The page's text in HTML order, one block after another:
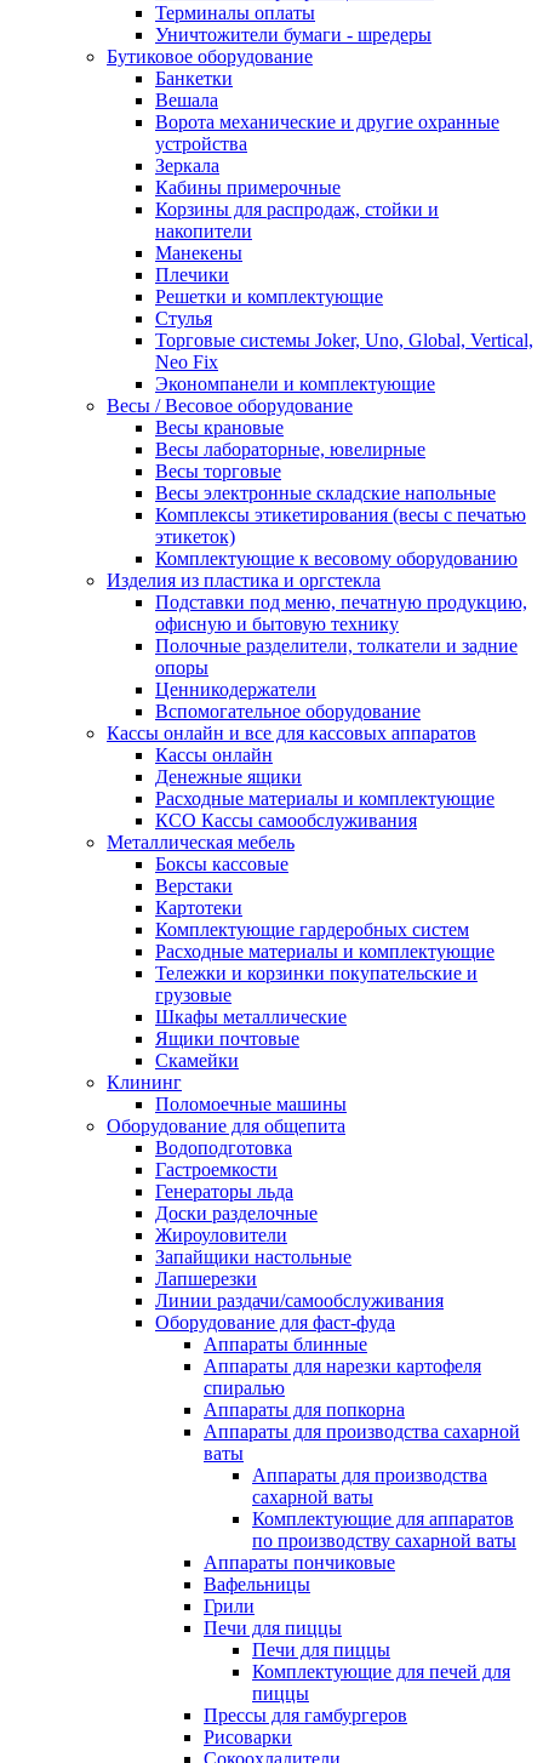
Терминалы оплаты
Уничтожители бумаги - шредеры
Бутиковое оборудование
Банкетки
Вешала
Ворота механические и другие охранные
устройства
Зеркала
Кабины примерочные
Корзины для распродаж, стойки и
накопители
Манекены
Плечики
Решетки и комплектующие
Стулья
Торговые системы Joker, Uno, Global, Vertical,
Neo Fix
Экономпанели и комплектующие
Весы / Весовое оборудование
Весы крановые
Весы лабораторные, ювелирные
Весы торговые
Весы электронные складские напольные
Комплексы этикетирования (весы с печатью
этикеток)
Комплектующие к весовому оборудованию
Изделия из пластика и оргстекла
Подставки под меню, печатную продукцию,
офисную и бытовую технику
Полочные разделители, толкатели и задние
опоры
Ценникодержатели
Вспомогательное оборудование
Кассы онлайн и все для кассовых аппаратов
Кассы онлайн
Денежные ящики
Расходные материалы и комплектующие
КСО Кассы самообслуживания
Металлическая мебель
Боксы кассовые
Верстаки
Картотеки
Комплектующие гардеробных систем
Расходные материалы и комплектующие
Тележки и корзинки покупательские и
грузовые
Шкафы металлические
Ящики почтовые
Скамейки
Клининг
Поломоечные машины
Оборудование для общепита
Водоподготовка
Гастроемкости
Генераторы льда
Доски разделочные
Жироуловители
Запайщики настольные
Лапшерезки
Линии раздачи/самообслуживания
Оборудование для фаст-фуда
Аппараты блинные
Аппараты для нарезки картофеля
спиралью
Аппараты для попкорна
Аппараты для производства сахарной
ваты
Аппараты для производства
сахарной ваты
Комплектующие для аппаратов
по производству сахарной ваты
Аппараты пончиковые
Вафельницы
Грили
Печи для пиццы
Печи для пиццы
Комплектующие для печей для
пиццы
Прессы для гамбургеров
Рисоварки
Сокоохладители